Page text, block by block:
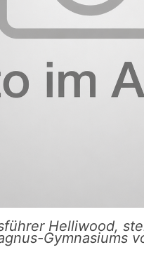
Helliwood,
Gymnasiums